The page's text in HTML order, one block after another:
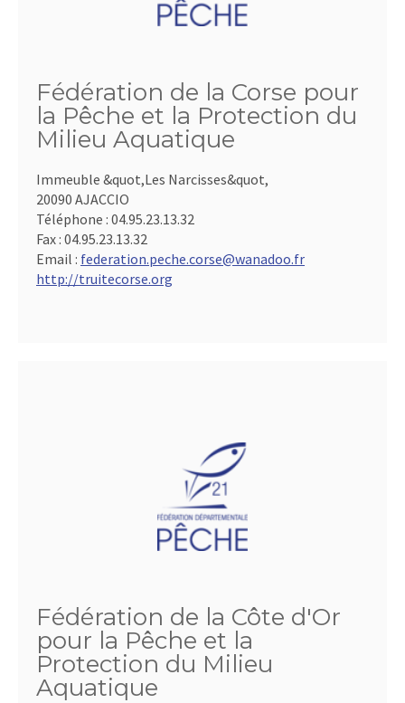
Fédération de la Corse pour
la Pêche et la Protection du
Milieu Aquatique
Immeuble &quot,Les Narcisses&quot,
20090 AJACCIO
Téléphone : 04.95.23.13.32
Fax : 04.95.23.13.32
Email : federation.peche.corse@wanadoo.fr
http://truitecorse.org
Fédération de la Côte d'Or
pour la Pêche et la
Protection du Milieu
Aquatique